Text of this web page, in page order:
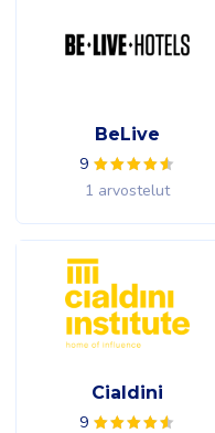
BeLive
9
1 arvostelut
Cialdini
9